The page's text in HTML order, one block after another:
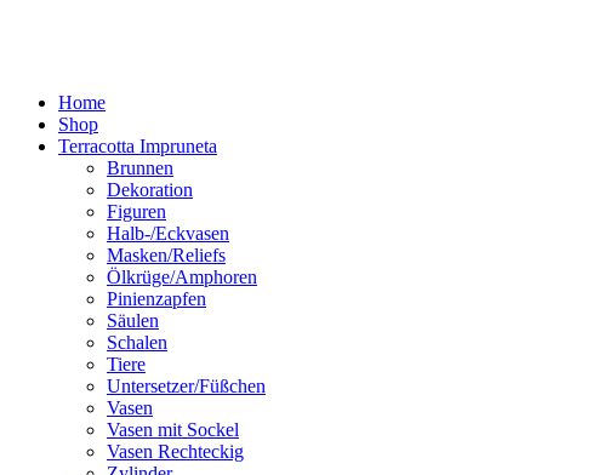
Home
Shop
Terracotta Impruneta
Brunnen
Dekoration
Figuren
Halb-/Eckvasen
Masken/Reliefs
Ölkrüge/Amphoren
Pinienzapfen
Säulen
Schalen
Tiere
Untersetzer/Füßchen
Vasen
Vasen mit Sockel
Vasen Rechteckig